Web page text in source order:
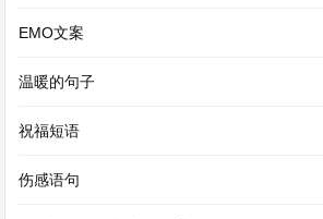
白居易的《长恨歌》古诗原文及
七年级《观沧海》翻译，观沧海
EMO文案
温暖的句子
祝福短语
伤感语句